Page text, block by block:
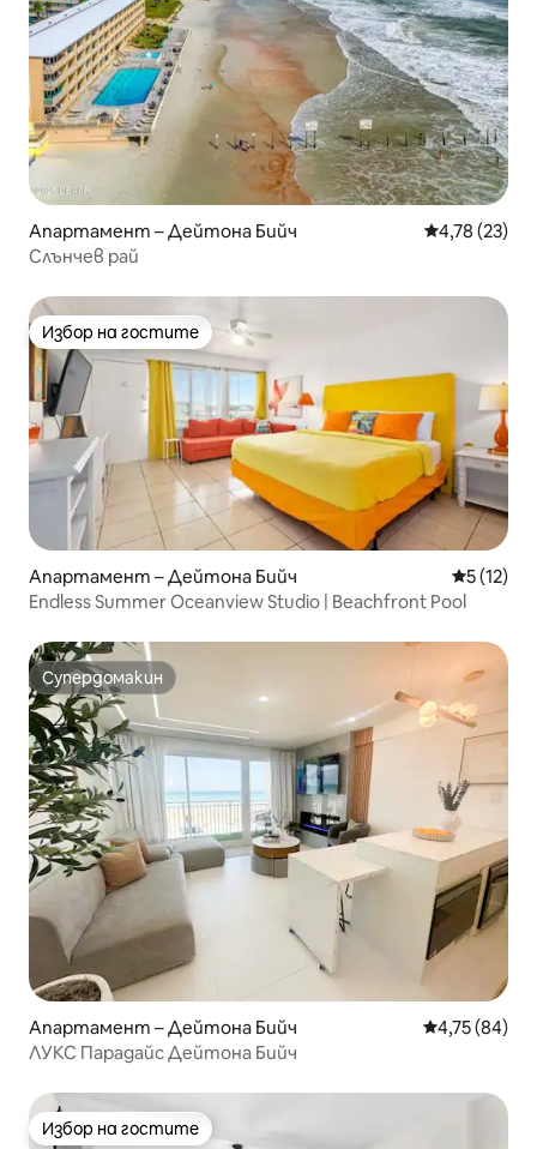
Апартамент – Дейтона Бийч Средна
4,78 (23)
Слънчев рай
Избор на гостите
Избор на гостите
Апартамент – Дейтона Бийч Средна
5 (12)
Endless Summer Oceanview Studio | Beachfront Pool
Супердомакин
Супердомакин
Апартамент – Дейтона Бийч Средна
4,75 (84)
ЛУКС Парадайс Дейтона Бийч
Избор на гостите
Избор на гостите